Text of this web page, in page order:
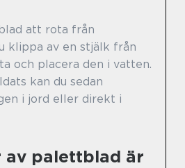
att rota från
klippa av en stjälk från
och placera den i vatten.
kan du sedan
i jord eller direkt i
av palettblad är